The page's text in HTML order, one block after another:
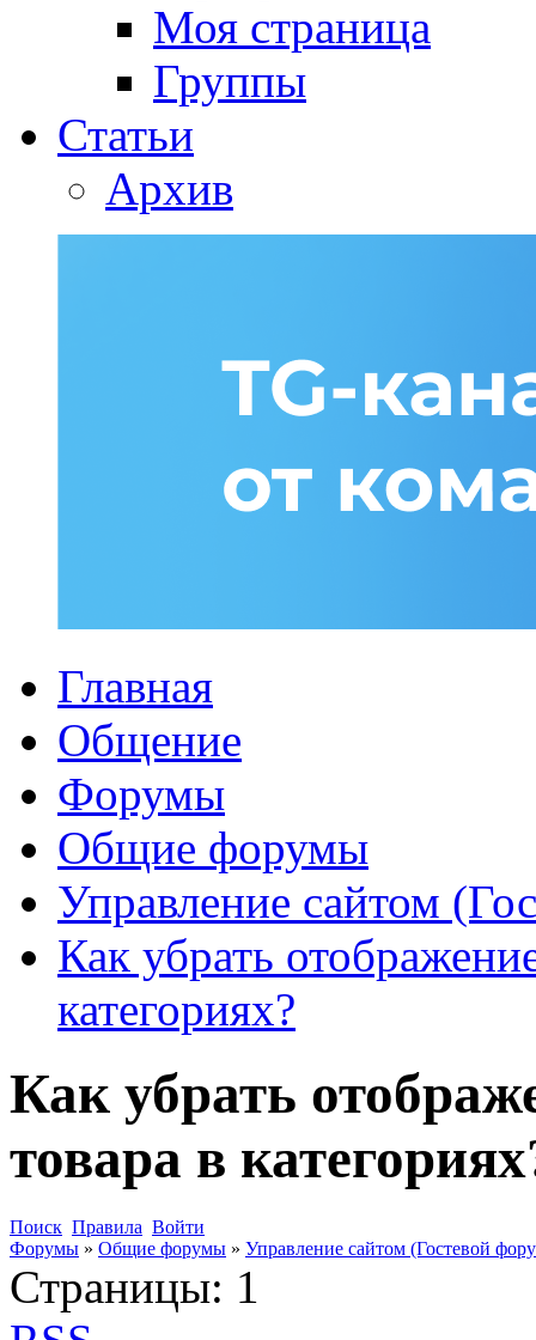
Моя страница
Группы
Статьи
Архив
Главная
Общение
Форумы
Общие форумы
Управление сайтом
Как убрать
категориях?
Как убрать
товара в
Поиск Правила Войти
Форумы » Общие форумы » Управление сайтом (Гостевой
Страницы: 1